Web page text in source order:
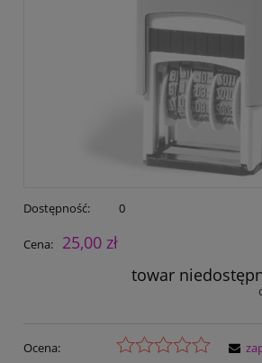
Dostępność: 0
Cena:
25,00 zł
towar
Ocena: